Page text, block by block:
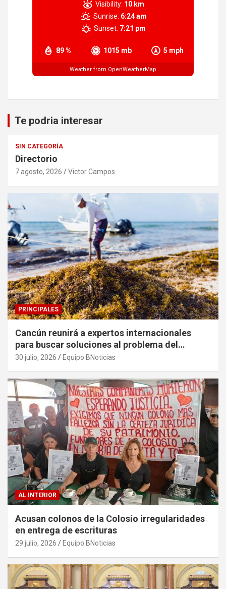
89 % 1015 mb 5 mph
Visibility: 10 km
Sunrise: 6:24 am
Sunset: 7:21 pm
Weather from OpenWeatherMap
Te podria interesar
SIN CATEGORÍA
Directorio
7 agosto, 2026 Victor Campos
PRINCIPALES
Cancún reunirá a expertos internacionales
para buscar soluciones al problema del
sargazo
30 julio, 2026 Equipo BNoticias
AL INTERIOR
Acusan colonos de la Colosio irregularidades
en entrega de escrituras
29 julio, 2026 Equipo BNoticias